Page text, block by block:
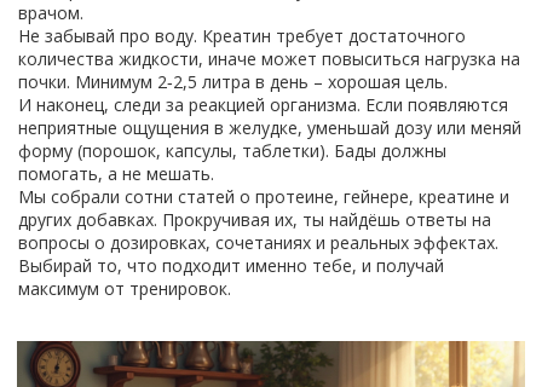
врачом.
Не забывай про воду. Креатин требует достаточного
количества жидкости, иначе может повыситься нагрузка на
почки. Минимум 2‑2,5 литра в день – хорошая цель.
И наконец, следи за реакцией организма. Если появляются
неприятные ощущения в желудке, уменьшай дозу или меняй
форму (порошок, капсулы, таблетки). Бады должны
помогать, а не мешать.
Мы собрали сотни статей о протеине, гейнере, креатине и
других добавках. Прокручивая их, ты найдёшь ответы на
вопросы о дозировках, сочетаниях и реальных эффектах.
Выбирай то, что подходит именно тебе, и получай
максимум от тренировок.